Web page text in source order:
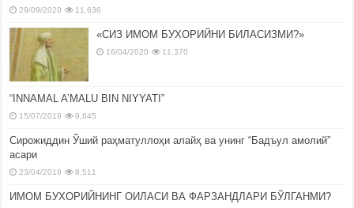
29/09/2020 11,636
«СИЗ ИМОМ БУХОРИЙНИ БИЛАСИЗМИ?»
16/04/2020 11,370
“INNAMAL A’MALU BIN NIYYATI”
15/07/2019 9,645
Сирожиддин Ўший раҳматуллоҳи алайҳ ва унинг “Бадъул амолий”
асари
23/04/2019 8,511
ИМОМ БУХОРИЙНИНГ ОИЛАСИ ВА ФАРЗАНДЛАРИ БЎЛГАНМИ?